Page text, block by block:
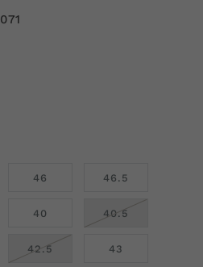
46 46.5
40 40.5
42.5 43